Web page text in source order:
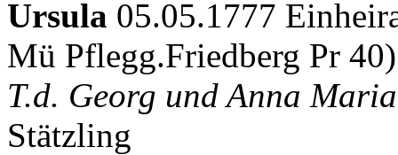
Ursula 05.05.1777
Mü Pflegg.Friedberg Pr 40)
T.d. Georg und Anna
Stätzling